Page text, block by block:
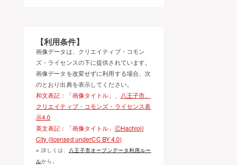
【利用条件】
画像データは、クリエイティブ・コモン
ズ・ライセンスの下に提供されています。
画像データを改変せずに利用する場合、次
のとおり出典を表示してください。
和文表記：「画像タイトル」、
八王子市、
クリエイティブ・コモンズ・ライセンス表
示4.0
英文表記：「画像タイトル」 ⒸHachioji
City (licensed underCC BY 4.0)
※ 詳しくは、 八王子市オープンデータ利用ルー
ルから。